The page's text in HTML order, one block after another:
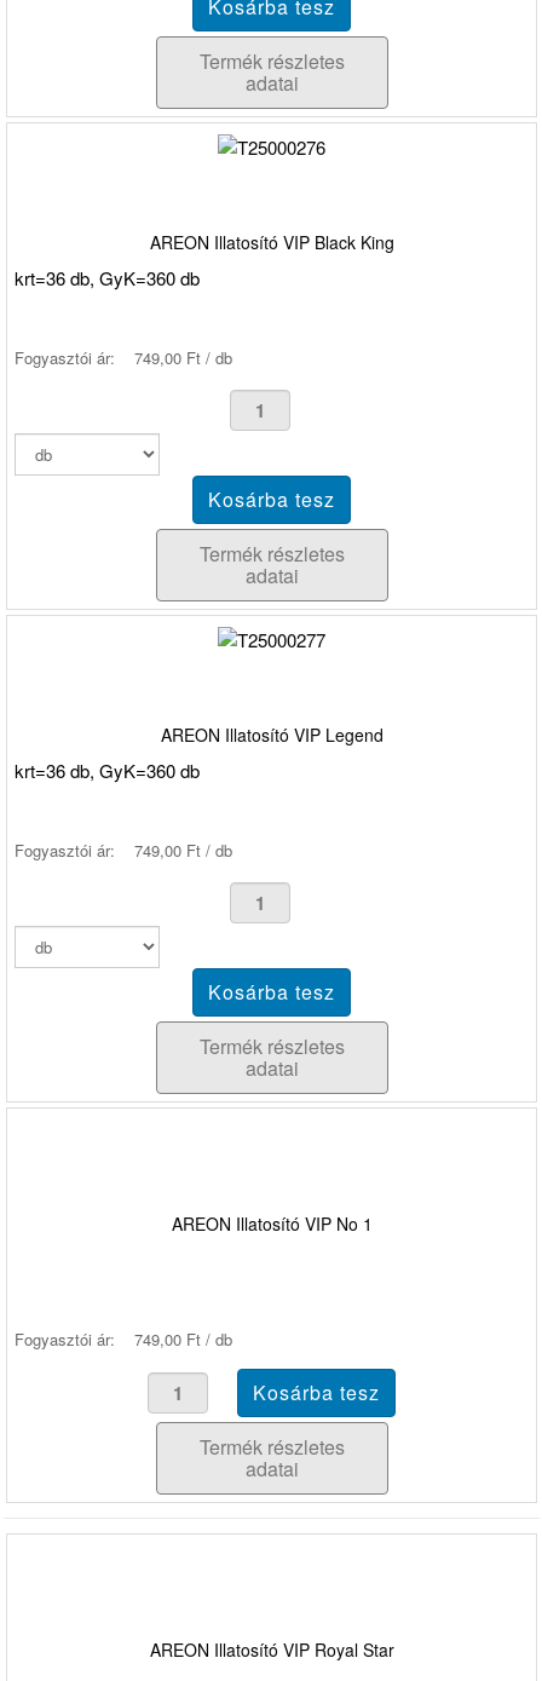
Termék részletes
adatai
AREON Illatosító VIP Black King
krt=36 db, GyK=360 db
Fogyasztói ár: 749,00 Ft / db
Termék részletes
adatai
AREON Illatosító VIP Legend
krt=36 db, GyK=360 db
Fogyasztói ár: 749,00 Ft / db
Termék részletes
adatai
AREON Illatosító VIP No 1
Fogyasztói ár: 749,00 Ft / db
Termék részletes
adatai
AREON Illatosító VIP Royal Star